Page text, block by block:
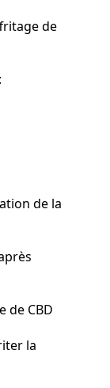
de
de la
de CBD
la